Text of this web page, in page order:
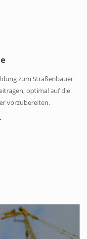
zum Straßenbauer
optimal auf die
vorzubereiten.